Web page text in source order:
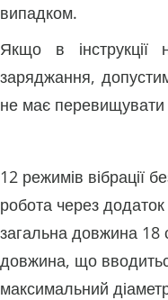
випадком.
Якщо в інструкції
заряджання,
не має
12 режимів вібрації
робота через додаток
загальна довжина 18
довжина, що
максимальний